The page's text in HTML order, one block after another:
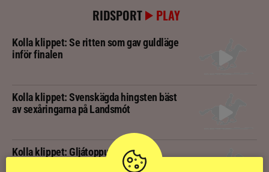
RIDSPORT PLAY
Kolla klippet: Se ritten som gav guldläge
inför finalen
Kolla klippet: Svenskägda hingsten bäst
av sexåringarna på Landsmót
Kolla klippet: Gljátoppur-dotterns